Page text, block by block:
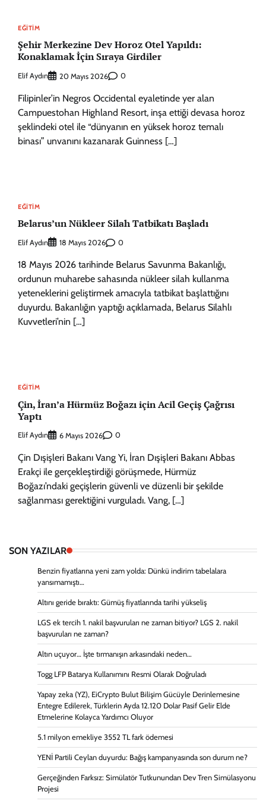
EĞITIM
Şehir Merkezine Dev Horoz Otel Yapıldı:
Konaklamak İçin Sıraya Girdiler
Elif Aydın 20 Mayıs 2026 0
Filipinler’in Negros Occidental eyaletinde yer alan
Campuestohan Highland Resort, inşa ettiği devasa horoz
şeklindeki otel ile “dünyanın en yüksek horoz temalı
binası” unvanını kazanarak Guinness […]
EĞITIM
Belarus’un Nükleer Silah Tatbikatı Başladı
Elif Aydın 18 Mayıs 2026 0
18 Mayıs 2026 tarihinde Belarus Savunma Bakanlığı,
ordunun muharebe sahasında nükleer silah kullanma
yeteneklerini geliştirmek amacıyla tatbikat başlattığını
duyurdu. Bakanlığın yaptığı açıklamada, Belarus Silahlı
Kuvvetleri’nin […]
EĞITIM
Çin, İran’a Hürmüz Boğazı için Acil Geçiş Çağrısı
Yaptı
Elif Aydın 6 Mayıs 2026 0
Çin Dışişleri Bakanı Vang Yi, İran Dışişleri Bakanı Abbas
Erakçi ile gerçekleştirdiği görüşmede, Hürmüz
Boğazı’ndaki geçişlerin güvenli ve düzenli bir şekilde
sağlanması gerektiğini vurguladı. Vang, […]
SON YAZILAR
Benzin fiyatlarına yeni zam yolda: Dünkü indirim tabelalara
yansımamıştı…
Altını geride bıraktı: Gümüş fiyatlarında tarihi yükseliş
LGS ek tercih 1. nakil başvuruları ne zaman bitiyor? LGS 2. nakil
başvuruları ne zaman?
Altın uçuyor… İşte tırmanışın arkasındaki neden…
Togg LFP Batarya Kullanımını Resmi Olarak Doğruladı
Yapay zeka (YZ), EiCrypto Bulut Bilişim Gücüyle Derinlemesine
Entegre Edilerek, Türklerin Ayda 12.120 Dolar Pasif Gelir Elde
Etmelerine Kolayca Yardımcı Oluyor
5.1 milyon emekliye 3552 TL fark ödemesi
YENİ Partili Ceylan duyurdu: Bağış kampanyasında son durum ne?
Gerçeğinden Farksız: Simülatör Tutkunundan Dev Tren Simülasyonu
Projesi